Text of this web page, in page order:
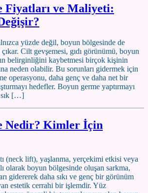
Fiyatları ve Maliyeti:
yüzde değil, boyun bölgesinde de
Cilt gevşemesi, gıdı görünümü, boyun
belirginliğini kaybetmesi birçok kişinin
neden olabilir. Bu sorunları gidermek için
operasyonu, daha genç ve daha net bir
hedefler. Boyun germe yaptırmayı
sık […]
Nedir? Kimler İçin
(neck lift), yaşlanma, yerçekimi etkisi veya
olarak boyun bölgesinde oluşan sarkma,
gidererek daha sıkı ve genç bir görünüm
estetik cerrahi bir işlemdir. Yüz